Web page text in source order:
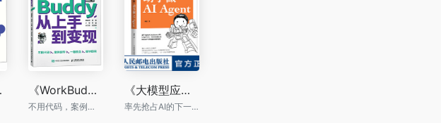
》 《WorkBuddy从上手到变现》
不用代码，案例跟学，一看就会，即学即用
《大模型应用开发：动手做 AI Agent 》
率先抢占AI的下一个风口，手把手教你AI Agent模型